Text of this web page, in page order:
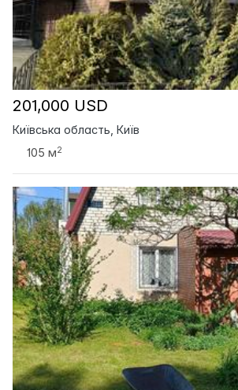
201,000 USD
Київська область, Київ
105 м2